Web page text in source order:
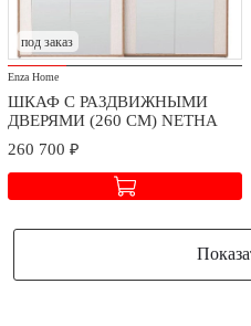
под заказ
Enza Home
ШКАФ С РАЗДВИЖНЫМИ
ДВЕРЯМИ (260 СМ) NETHA
260 700 ₽